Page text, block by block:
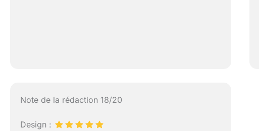
Note de la rédaction 18/20
Design :